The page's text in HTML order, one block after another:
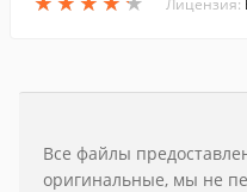
Лицензия:
Все файлы
оригинальные, мы не